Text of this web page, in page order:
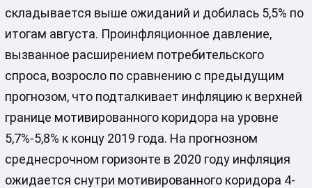
складывается выше ожиданий и добилась 5,5% по
итогам августа. Проинфляционное давление,
вызванное расширением потребительского
спроса, возросло по сравнению с предыдущим
прогнозом, что подталкивает инфляцию к верхней
границе мотивированного коридора на уровне
5,7%-5,8% к концу 2019 года. На прогнозном
среднесрочном горизонте в 2020 году инфляция
ожидается снутри мотивированного коридора 4-